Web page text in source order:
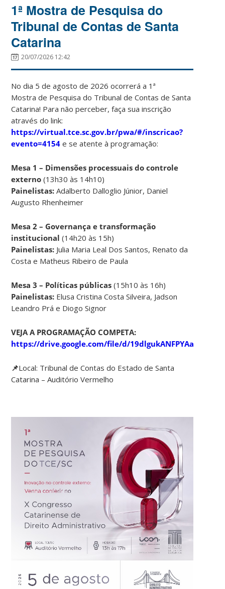
1ª Mostra de Pesquisa do
Tribunal de Contas de Santa
Catarina
20/07/2026 12:42
No dia 5 de agosto de 2026 ocorrerá a 1ª
Mostra de Pesquisa do Tribunal de Contas de Santa
Catarina! Para não perceber, faça sua inscrição
através do link:
https://virtual.tce.sc.gov.br/pwa/#/inscricao?
evento=4154 e se atente à programação:
Mesa 1 – Dimensões processuais do controle
externo(13h30 às 14h10)
Painelistas: Adalberto Dalloglio Júnior, Daniel
Augusto Rhenheimer
Mesa 2 – Governança e transformação
institucional(14h20 às 15h)
Painelistas: Julia Maria Leal Dos Santos, Renato da
Costa e Matheus Ribeiro de Paula
Mesa 3 – Políticas públicas (15h10 às 16h)
Painelistas: Elusa Cristina Costa Silveira, Jadson
Leandro Prá e Diogo Signor
VEJA A PROGRAMAÇÃO COMPETA:
https://drive.google.com/file/d/
📌Local: Tribunal de Contas do Estado de Santa
Catarina – Auditório Vermelho